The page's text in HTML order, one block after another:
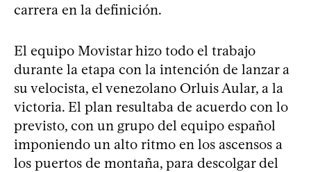
carrera en la definición.
El equipo Movistar hizo todo el trabajo
durante la etapa con la intención de lanzar a
su velocista, el venezolano Orluis Aular, a la
victoria. El plan resultaba de acuerdo con lo
previsto, con un grupo del equipo español
imponiendo un alto ritmo en los ascensos a
los puertos de montaña, para descolgar del